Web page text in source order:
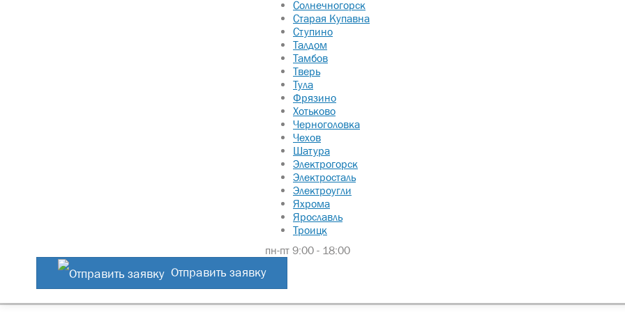
Солнечногорск
Старая Купавна
Ступино
Талдом
Тамбов
Тверь
Тула
Фрязино
Хотьково
Черноголовка
Чехов
Шатура
Электрогорск
Электросталь
Электроугли
Яхрома
Ярославль
Троицк
пн-пт 9:00 - 18:00
Отправить заявку
Укажите контактный телефон, наш специалист перезвонит и проконсультирует
Нажимая на кнопку отправить Вы соглашаетесь с